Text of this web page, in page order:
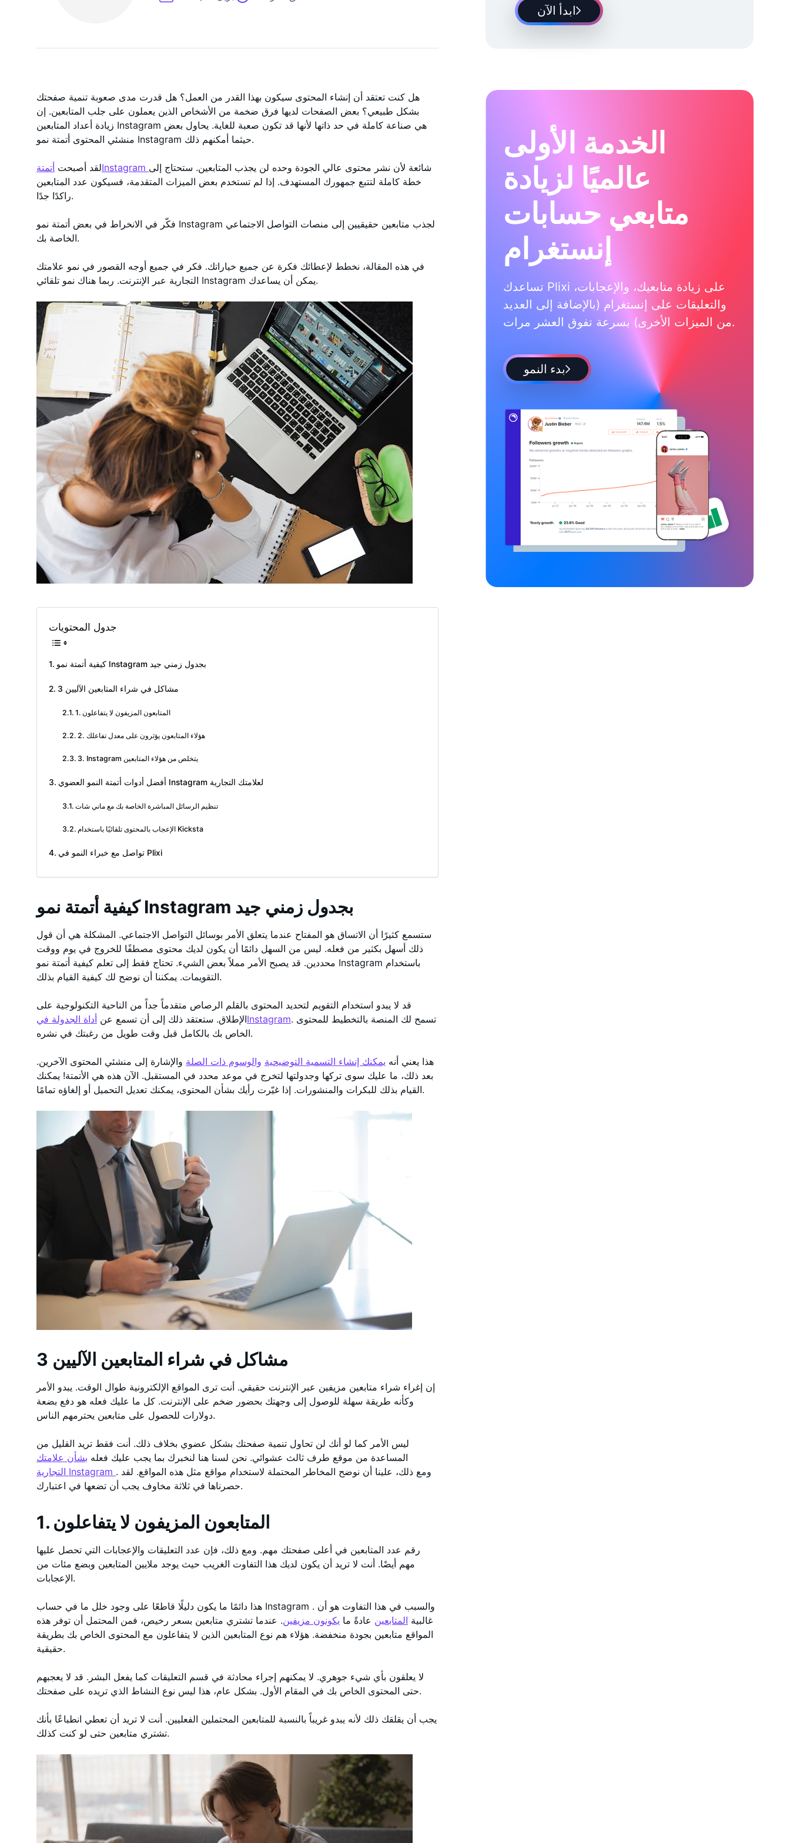
ابدأ الآن
هل كنت تعتقد أن إنشاء المحتوى سيكون بهذا القدر من العمل؟ هل قدرت مدى صعوبة تنمية صفحتك
بشكل طبيعي؟ بعض الصفحات لديها فرق ضخمة من الأشخاص الذين يعملون على جلب المتابعين. إن
زيادة أعداد المتابعين Instagram هي صناعة كاملة في حد ذاتها لأنها قد تكون صعبة للغاية. يحاول بعض
منشئي المحتوى أتمتة نمو Instagram حيثما أمكنهم ذلك.
لقد أصبحتأتمتةInstagram شائعة لأن نشر محتوى عالي الجودة وحده لن يجذب المتابعين. ستحتاج إلى
خطة كاملة لتتبع جمهورك المستهدف. إذا لم تستخدم بعض الميزات المتقدمة، فسيكون عدد المتابعين
راكدًا جدًا.
فكّر في الانخراط في بعض أتمتة نمو Instagram لجذب متابعين حقيقيين إلى منصات التواصل الاجتماعي
الخاصة بك.
في هذه المقالة، نخطط لإعطائك فكرة عن جميع خياراتك. فكر في جميع أوجه القصور في نمو علامتك
التجارية عبر الإنترنت. ربما هناك نمو تلقائي Instagram يمكن أن يساعدك.
جدول المحتويات
كيفية أتمتة نمو Instagram بجدول زمني جيد
3 مشاكل في شراء المتابعين الآليين
1. المتابعون المزيفون لا يتفاعلون
2. هؤلاء المتابعون يؤثرون على معدل تفاعلك
3. Instagram يتخلص من هؤلاء المتابعين
أفضل أدوات أتمتة النمو العضوي Instagram لعلامتك التجارية
الإعجاب بالمحتوى تلقائيًا باستخدام Kicksta
تواصل مع خبراء النمو في Plixi
كيفية أتمتة نمو Instagram بجدول زمني جيد
ستسمع كثيرًا أن الاتساق هو المفتاح عندما يتعلق الأمر بوسائل التواصل الاجتماعي. المشكلة هي أن قول
ذلك أسهل بكثير من فعله. ليس من السهل دائمًا أن يكون لديك محتوى مصطفًا للخروج في يوم ووقت
محددين. قد يصبح الأمر مملاً بعض الشيء. تحتاج فقط إلى تعلم كيفية أتمتة نمو Instagram باستخدام
التقويمات. يمكننا أن نوضح لك كيفية القيام بذلك.
قد لا يبدو استخدام التقويم لتحديد المحتوى بالقلم الرصاص متقدماً جداً من الناحية التكنولوجية على
الإطلاق. ستعتقد ذلك إلى أن تسمع عنأداة الجدولة فيInstagram. تسمح لك المنصة بالتخطيط للمحتوى
الخاص بك بالكامل قبل وقت طويل من رغبتك في نشره.
هذا يعني أنه يمكنك إنشاء التسمية التوضيحية والوسوم ذات الصلة والإشارة إلى منشئي المحتوى الآخرين.
بعد ذلك، ما عليك سوى تركها وجدولتها لتخرج في موعد محدد في المستقبل. الآن هذه هي الأتمتة! يمكنك
القيام بذلك للبكرات والمنشورات. إذا غيّرت رأيك بشأن المحتوى، يمكنك تعديل التحميل أو إلغاؤه تمامًا.
3 مشاكل في شراء المتابعين الآليين
إن إغراء شراء متابعين مزيفين عبر الإنترنت حقيقي. أنت ترى المواقع الإلكترونية طوال الوقت. يبدو الأمر
وكأنه طريقة سهلة للوصول إلى وجهتك بحضور ضخم على الإنترنت. كل ما عليك فعله هو دفع بضعة
دولارات للحصول على متابعين يحترمهم الناس.
ليس الأمر كما لو أنك لن تحاول تنمية صفحتك بشكل عضوي بخلاف ذلك. أنت فقط تريد القليل من
المساعدة من موقع طرف ثالث عشوائي. نحن لسنا هنا لنخبرك بما يجب عليك فعله بشأن علامتك
التجارية Instagram . ومع ذلك، علينا أن نوضح المخاطر المحتملة لاستخدام مواقع مثل هذه المواقع. لقد
حصرناها في ثلاثة مخاوف يجب أن تضعها في اعتبارك.
1. المتابعون المزيفون لا يتفاعلون
رقم عدد المتابعين في أعلى صفحتك مهم. ومع ذلك، فإن عدد التعليقات والإعجابات التي تحصل عليها
مهم أيضًا. أنت لا تريد أن يكون لديك هذا التفاوت الغريب حيث يوجد ملايين المتابعين وبضع مئات من
الإعجابات.
هذا دائمًا ما يكون دليلًا قاطعًا على وجود خلل ما في حساب Instagram . والسبب في هذا التفاوت هو أن
غالبية المتابعين عادةً ما يكونون مزيفين. عندما تشتري متابعين بسعر رخيص، فمن المحتمل أن توفر هذه
المواقع متابعين بجودة منخفضة. هؤلاء هم نوع المتابعين الذين لا يتفاعلون مع المحتوى الخاص بك بطريقة
حقيقية.
لا يعلقون بأي شيء جوهري. لا يمكنهم إجراء محادثة في قسم التعليقات كما يفعل البشر. قد لا يعجبهم
حتى المحتوى الخاص بك في المقام الأول. بشكل عام، هذا ليس نوع النشاط الذي تريده على صفحتك.
يجب أن يقلقك ذلك لأنه يبدو غريباً بالنسبة للمتابعين المحتملين الفعليين. أنت لا تريد أن تعطي انطباعًا بأنك
تشتري متابعين حتى لو كنت كذلك.
الخدمة الأولى
عالميًا لزيادة
متابعي حسابات
إنستغرام
تساعدك Plixi على زيادة متابعيك، والإعجابات،
والتعليقات على إنستغرام (بالإضافة إلى العديد
من الميزات الأخرى) بسرعة تفوق العشر مرات.
بدء النمو